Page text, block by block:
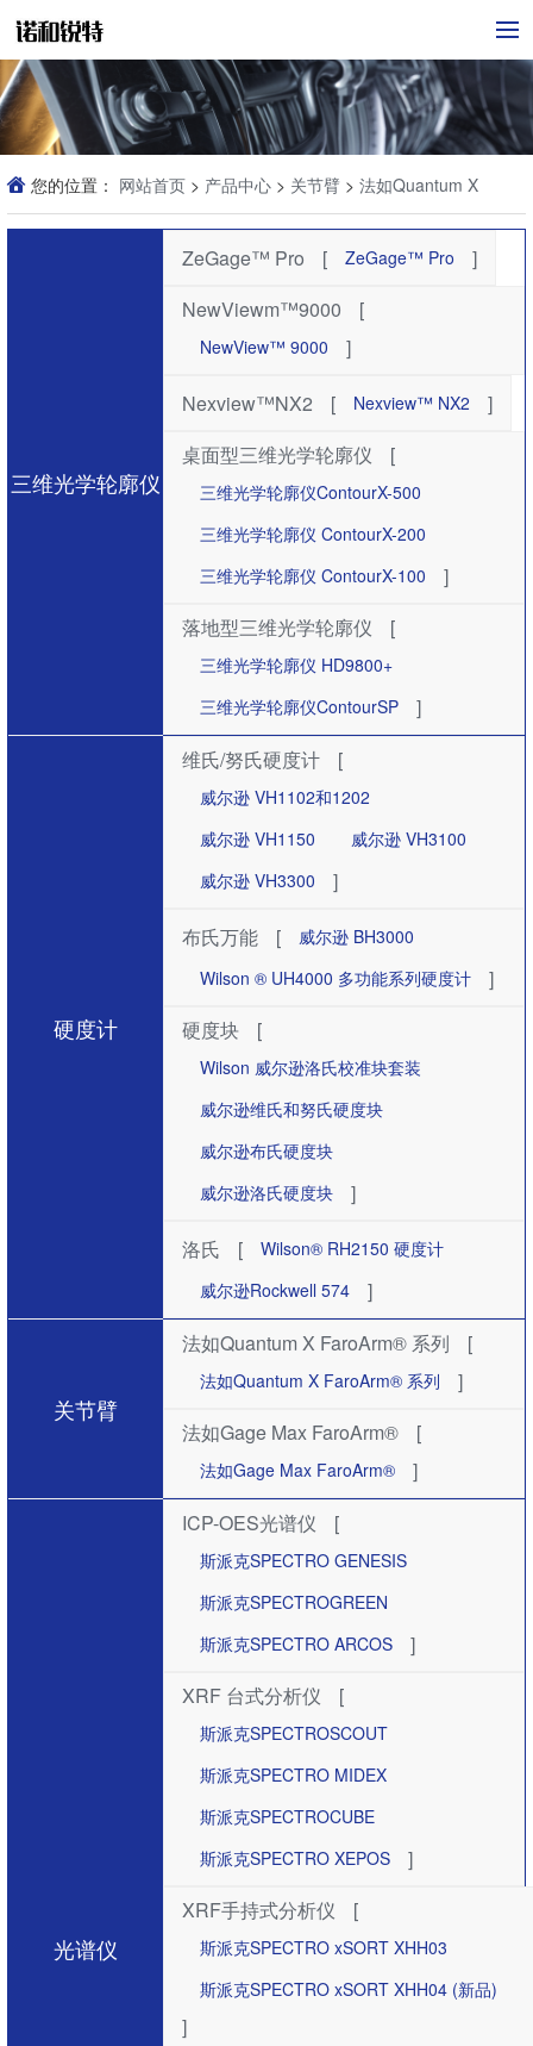
您的位置： 网站首页 > 产品中心 > 关节臂 > 法如Quantum X
三维光学轮廓仪
ZeGage™ Pro [ ZeGage™ Pro
]
NewViewm™9000
[
NewView™ 9000 ]
Nexview™NX2 [ Nexview™ NX2
]
桌面型三维光学轮廓仪
[
三维光学轮廓仪ContourX-500
三维光学轮廓仪 ContourX-200
三维光学轮廓仪 ContourX-100
]
落地型三维光学轮廓仪
[
三维光学轮廓仪 HD9800+
三维光学轮廓仪ContourSP
]
硬度计
维氏/努氏硬度计 [
威尔逊 VH1102和1202
威尔逊 VH1150
威尔逊 VH3100
威尔逊 VH3300
]
布氏万能 [
威尔逊 BH3000
Wilson ® UH4000 多功能系列硬度计
]
硬度块
[
Wilson 威尔逊洛氏校准块套装
威尔逊维氏和努氏硬度块
威尔逊布氏硬度块
威尔逊洛氏硬度块
]
洛氏 [
Wilson® RH2150 硬度计
威尔逊Rockwell 574
]
关节臂
法如Quantum X FaroArm® 系列 [
法如Quantum X FaroArm® 系列
]
法如Gage Max FaroArm®
[
法如Gage Max FaroArm® ]
光谱仪
ICP-OES光谱仪 [
斯派克SPECTRO GENESIS
斯派克SPECTROGREEN
斯派克SPECTRO ARCOS
]
XRF 台式分析仪
[
斯派克SPECTROSCOUT
斯派克SPECTRO MIDEX
斯派克SPECTROCUBE
斯派克SPECTRO XEPOS
]
XRF手持式分析仪
[
斯派克SPECTRO xSORT XHH03
斯派克SPECTRO xSORT XHH04 (新品)
]